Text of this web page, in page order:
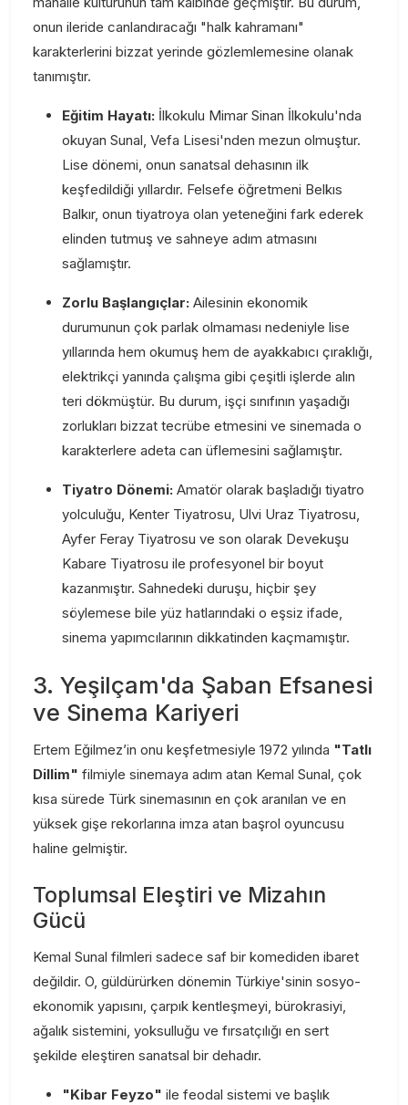
onun ileride canlandıracağı "halk kahramanı"
karakterlerini bizzat yerinde gözlemlemesine olanak
tanımıştır.
Eğitim Hayatı: İlkokulu Mimar Sinan İlkokulu'nda
okuyan Sunal, Vefa Lisesi'nden mezun olmuştur.
Lise dönemi, onun sanatsal dehasının ilk
keşfedildiği yıllardır. Felsefe öğretmeni Belkıs
Balkır, onun tiyatroya olan yeteneğini fark ederek
elinden tutmuş ve sahneye adım atmasını
sağlamıştır.
Zorlu Başlangıçlar: Ailesinin ekonomik
durumunun çok parlak olmaması nedeniyle lise
yıllarında hem okumuş hem de ayakkabıcı çıraklığı,
elektrikçi yanında çalışma gibi çeşitli işlerde alın
teri dökmüştür. Bu durum, işçi sınıfının yaşadığı
zorlukları bizzat tecrübe etmesini ve sinemada o
karakterlere adeta can üflemesini sağlamıştır.
Tiyatro Dönemi: Amatör olarak başladığı tiyatro
yolculuğu, Kenter Tiyatrosu, Ulvi Uraz Tiyatrosu,
Ayfer Feray Tiyatrosu ve son olarak Devekuşu
Kabare Tiyatrosu ile profesyonel bir boyut
kazanmıştır. Sahnedeki duruşu, hiçbir şey
söylemese bile yüz hatlarındaki o eşsiz ifade,
sinema yapımcılarının dikkatinden kaçmamıştır.
3. Yeşilçam'da Şaban Efsanesi
ve Sinema Kariyeri
Ertem Eğilmez’in onu keşfetmesiyle 1972 yılında "Tatlı
Dillim" filmiyle sinemaya adım atan Kemal Sunal, çok
kısa sürede Türk sinemasının en çok aranılan ve en
yüksek gişe rekorlarına imza atan başrol oyuncusu
haline gelmiştir.
Toplumsal Eleştiri ve Mizahın
Gücü
Kemal Sunal filmleri sadece saf bir komediden ibaret
değildir. O, güldürürken dönemin Türkiye'sinin sosyo-
ekonomik yapısını, çarpık kentleşmeyi, bürokrasiyi,
ağalık sistemini, yoksulluğu ve fırsatçılığı en sert
şekilde eleştiren sanatsal bir dehadır.
"Kibar Feyzo" ile feodal sistemi ve başlık